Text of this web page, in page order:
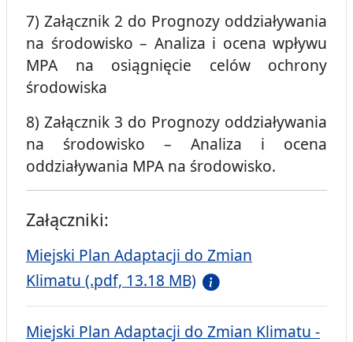
7) Załącznik 2 do Prognozy oddziaływania
na środowisko – Analiza i ocena wpływu
MPA na osiągnięcie celów ochrony
środowiska
8) Załącznik 3 do Prognozy oddziaływania
na środowisko – Analiza i ocena
oddziaływania MPA na środowisko.
Załączniki:
Miejski Plan Adaptacji do Zmian
Klimatu (.pdf, 13.18 MB)
Miejski Plan Adaptacji do Zmian Klimatu -